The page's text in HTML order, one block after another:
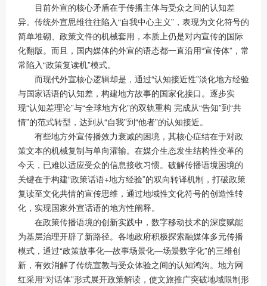
目前外宣的核心矛盾在于传播主体与受众之间的认知差
异。传统外宣思维往往陷入“自我中心主义”，表现为文化符号的
简单堆砌、政策文件的机械套用，本质上仍是对内宣传的国际
化翻版。而且，国内媒体的外宣的语态都一直沿用“宣传体”，常
常陷入“政策复读机”模式。
而现代外宣核心逻辑却是，通过“认知接近性”淡化地方经验
与国家话语的认知差，构建地方故事的国家化接口。逐步实
现“认知差理论”与“全球地方化”的双轨重构 完成从“告知”到“共
情”的范式转型，达到从“自我”到“他者”的认知接近。
有些地方外宣传播效力衰减的困境，其核心症结在于对政
策文本的机械复制与单向灌输。在媒介生态发生结构性变革的
今天，已难以适应受众的信息接收习惯。破解传播语境困境的
关键在于构建“政策话语+地方经验”的双向转译机制，打破政策
复读至文化共情的宣传思维，通过地域性文化符号的创造性转
化，实现国家外宣话语的地方性阐释。
在政策传播语境的创新实践中，数字移动技术的深度赋能
为基层治理开辟了新路径。各地政府积极探索融媒体多元传播
模式，通过“政策故事化—故事场景化—场景数字化”的三维创
新，有效消解了传统宣教与受众体验之间的认知鸿沟。地方网
红采用“对话体”形式展开政策解读，使文旅推广突破地域限制形